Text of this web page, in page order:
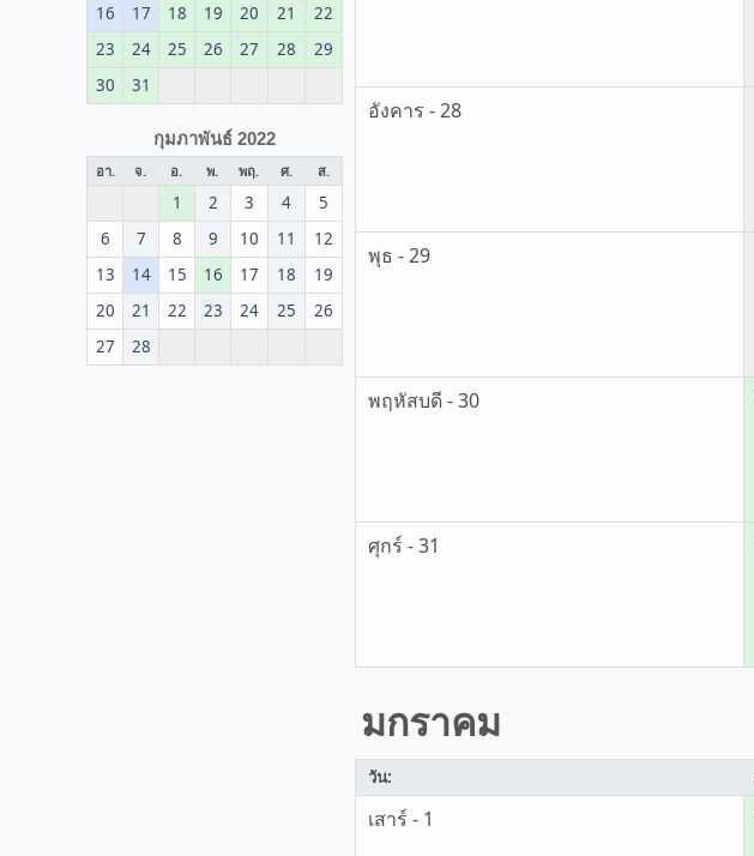
16
17 18 19 20 21
22
23
24 25 26 27 28
29
30
31
กุมภาพันธ์ 2022
อา. จ. อ. พ. พฤ. ศ. ส.
1 2 3 4
5
6
7 8 9 10 11
12
13
14 15 16 17 18
19
20
21 22 23 24 25
26
27
28
อังคาร - 28
พุธ - 29
พฤหัสบดี - 30
ศุกร์ - 31
มกราคม
วัน:
เสาร์ - 1